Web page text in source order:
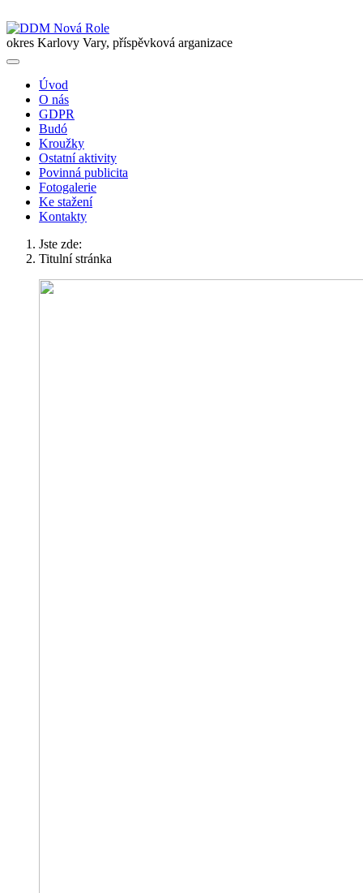
okres Karlovy Vary, příspěvková arganizace
Úvod
O nás
GDPR
Budó
Kroužky
Ostatní aktivity
Povinná publicita
Fotogalerie
Ke stažení
Kontakty
Jste zde:
Titulní stránka